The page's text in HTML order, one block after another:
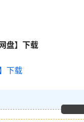
盘】下载
下载